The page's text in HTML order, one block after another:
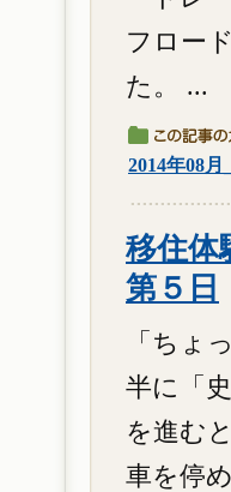
フロー
た。 ...
2014年08
移住体
第５日
「ちょ
半に「
を進む
車を停